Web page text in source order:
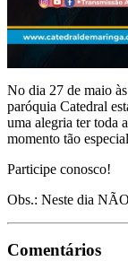
No dia 27 de maio
paróquia Catedral
uma alegria ter toda
momento tão
Participe conosco!
Obs.: Neste dia
Comentários